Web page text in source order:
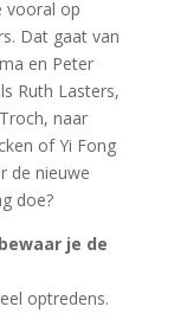
vooral op
Dat gaat van
en Peter
Ruth Lasters,
naar
of Yi Fong
de nieuwe
doe?
je de
optredens.